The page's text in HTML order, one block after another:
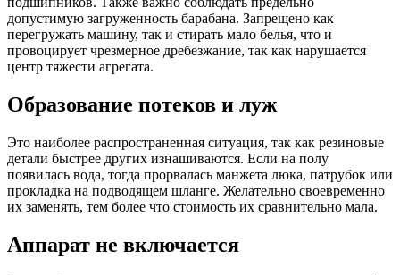
допустимую загруженность барабана. Запрещено как
перегружать машину, так и стирать мало белья, что и
провоцирует чрезмерное дребезжание, так как нарушается
центр тяжести агрегата.
Образование потеков и луж
Это наиболее распространенная ситуация, так как резиновые
детали быстрее других изнашиваются. Если на полу
появилась вода, тогда прорвалась манжета люка, патрубок или
прокладка на подводящем шланге. Желательно своевременно
их заменять, тем более что стоимость их сравнительно мала.
Аппарат не включается